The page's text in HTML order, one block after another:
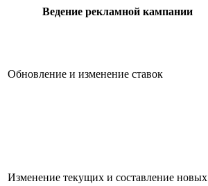
Ведение рекламной кампании
Обновление и изменение ставок
Изменение текущих и составление новых